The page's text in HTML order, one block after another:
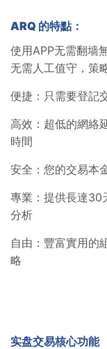
ARQ 的特點：
使用APP无需翻墙
无需人工值守，策
便捷：只需要登記
高效：超低的網絡
時間
安全：您的交易本
專業：提供長達30
分析
自由：豐富實用的
略
实盘交易核心功能